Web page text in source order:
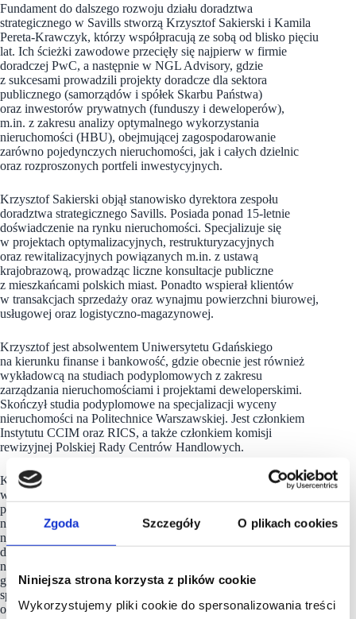
Zgoda Szczegóły O plikach cookies
Niniejsza strona korzysta z plików cookie
Wykorzystujemy pliki cookie do spersonalizowania treści
Fundament do dalszego rozwoju działu doradztwa
strategicznego w Savills stworzą Krzysztof Sakierski i Kamila
Pereta-Krawczyk, którzy współpracują ze sobą od blisko pięciu
lat. Ich ścieżki zawodowe przecięły się najpierw w firmie
doradczej PwC, a następnie w NGL Advisory, gdzie
z sukcesami prowadzili projekty doradcze dla sektora
publicznego (samorządów i spółek Skarbu Państwa)
oraz inwestorów prywatnych (funduszy i deweloperów),
m.in. z zakresu analizy optymalnego wykorzystania
nieruchomości (HBU), obejmującej zagospodarowanie
zarówno pojedynczych nieruchomości, jak i całych dzielnic
oraz rozproszonych portfeli inwestycyjnych.
Krzysztof Sakierski objął stanowisko dyrektora zespołu
doradztwa strategicznego Savills. Posiada ponad 15-letnie
doświadczenie na rynku nieruchomości. Specjalizuje się
w projektach optymalizacyjnych, restrukturyzacyjnych
oraz rewitalizacyjnych powiązanych m.in. z ustawą
krajobrazową, prowadząc liczne konsultacje publiczne
z mieszkańcami polskich miast. Ponadto wspierał klientów
w transakcjach sprzedaży oraz wynajmu powierzchni biurowej,
usługowej oraz logistyczno-magazynowej.
Krzysztof jest absolwentem Uniwersytetu Gdańskiego
na kierunku finanse i bankowość, gdzie obecnie jest również
wykładowcą na studiach podyplomowych z zakresu
zarządzania nieruchomościami i projektami deweloperskimi.
Skończył studia podyplomowe na specjalizacji wyceny
nieruchomości na Politechnice Warszawskiej. Jest członkiem
Instytutu CCIM oraz RICS, a także członkiem komisji
rewizyjnej Polskiej Rady Centrów Handlowych.
Kamila Pereta-Krawczyk objęła stanowisko Associate
w zespole doradztwa strategicznego Savills. Od samego
początku swojej kariery związana jest z rynkiem
nieruchomości. Doświadczenie zdobywała pracując w agencji
nieruchomości oraz w międzynarodowych i lokalnych firmach
doradczych. Posiada kompetencje związane z wykorzystaniem
narzędzi GIS do analizy i przetwarzania danych
geoprzestrzennych. Zrealizowała szereg analiz optymalnego
sposobu zagospodarowania oraz masterplanów, a także była
odpowiedzialna za przeprowadzenie licznych procesów